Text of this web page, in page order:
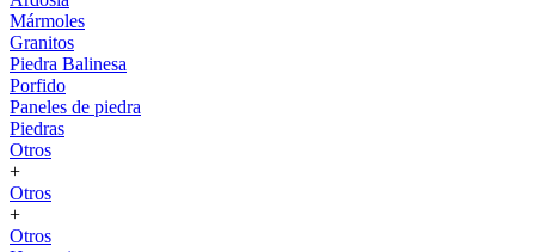
Mármoles
Granitos
Piedra Balinesa
Porfido
Paneles de piedra
Piedras
Otros
+
Otros
+
Otros